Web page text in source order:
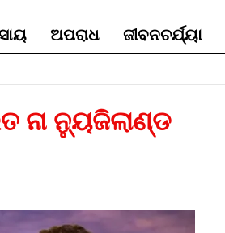
ଅପରାଧ ଜୀବନଚର୍ଯ୍ୟା
ନା ନ୍ୟୁଜିଲାଣ୍ଡ